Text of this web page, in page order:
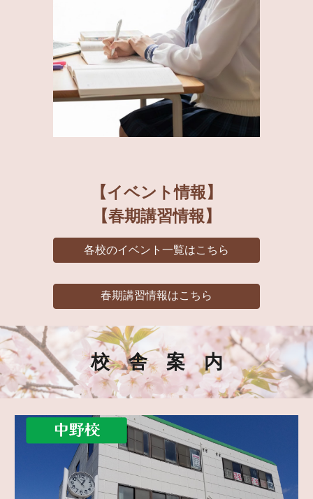
【イベント情報】
【春期講習情報】
各校のイベント一覧はこちら
春期講習情報はこちら
校 舎 案 内